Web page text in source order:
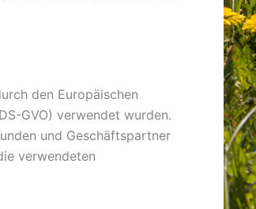
den Europäischen
GVO) verwendet wurden.
und Geschäftspartner
verwendeten